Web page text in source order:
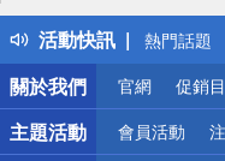
活動快訊
得獎公告
熱門話題
銀行優惠
偏遠地區
詐騙網頁
關於我們
官網 促銷
主題活動 會員活動